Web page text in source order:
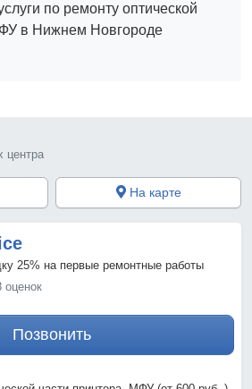
по ремонту оптической
в Нижнем Новгороде
центра
На карте
25% на первые ремонтные работы
оценок
Позвонить